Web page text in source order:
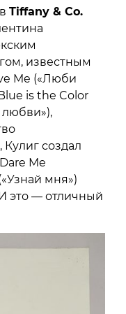
Tiffany & Co.
известным
Me («Люби
is the Color
любви»),
создал
Me
мня»)
это — отличный